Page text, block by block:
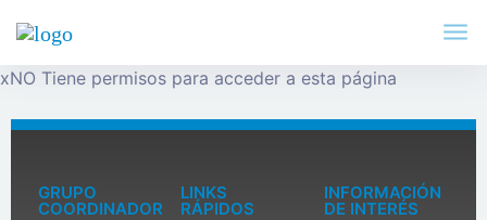
xNO Tiene permisos para acceder a esta página
GRUPO
COORDINADOR
LINKS
RÁPIDOS
INFORMACIÓN
DE INTERÉS